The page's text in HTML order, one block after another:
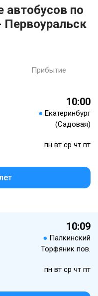
автобусов по
Первоуральск
Прибытие
10:00
● Екатеринбург
(Садовая)
пн вт ср чт пт
10:09
● Палкинский
Торфяник пов.
пн вт ср чт пт